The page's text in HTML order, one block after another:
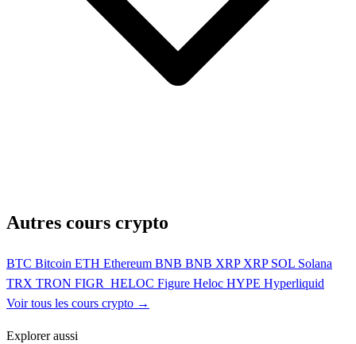
Autres cours crypto
BTC Bitcoin ETH Ethereum BNB BNB XRP XRP SOL Solana
TRX TRON FIGR_HELOC Figure Heloc HYPE Hyperliquid
Voir tous les cours crypto →
Explorer aussi